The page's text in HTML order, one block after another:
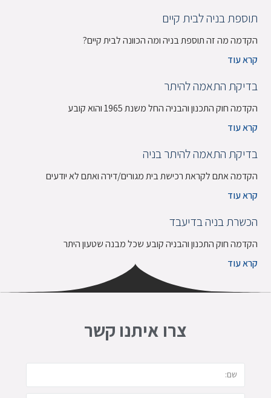
תוספת בניה לבית קיים
הקדמה מה זה תוספת בניה ומה הכוונה לבית קיים?
קרא עוד
בדיקת התאמה להיתר
הקדמה חוק התכנון והבניה החל משנת 1965 והוא קובע
קרא עוד
בדיקת התאמה להיתר בניה
הקדמה אתם לקראת רכישת בית מגורים/דירה ואתם לא יודעים
קרא עוד
הכשרת בניה בדיעבד
הקדמה חוק התכנון והבניה קובע שכל מבנה שטעון היתר
קרא עוד
צרו איתנו קשר